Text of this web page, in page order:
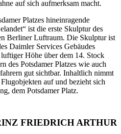
auf sich aufmerksam macht.
Platzes hineinragende
ist die erste Skulptur des
Berliner Luftraum. Die Skulptur ist
Daimler Services Gebäudes
Höhe über dem 14. Stock
des Potsdamer Platzes wie auch
gut sichtbar. Inhaltlich nimmt
auf und bezieht sich
dem Potsdamer Platz.
FRIEDRICH ARTHUR